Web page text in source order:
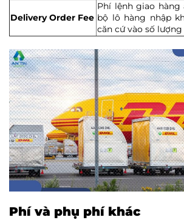
Delivery Order Fee
Phí lệnh giao
bộ lô hàng nhập
căn cứ vào số
Phí và phụ phí khác